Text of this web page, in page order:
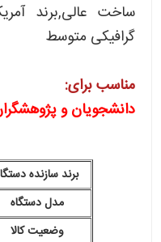
ساخت عالی,برند
گرافیکی متوسط
مناسب برای:
دانشجویان و
برند سازنده
مدل دستگاه
وضعیت کالا